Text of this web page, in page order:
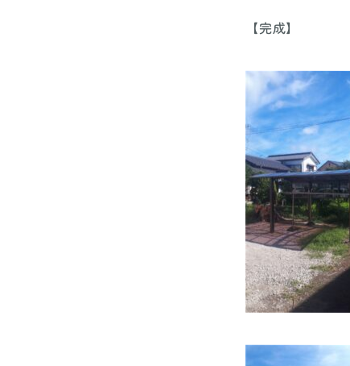
【完成】